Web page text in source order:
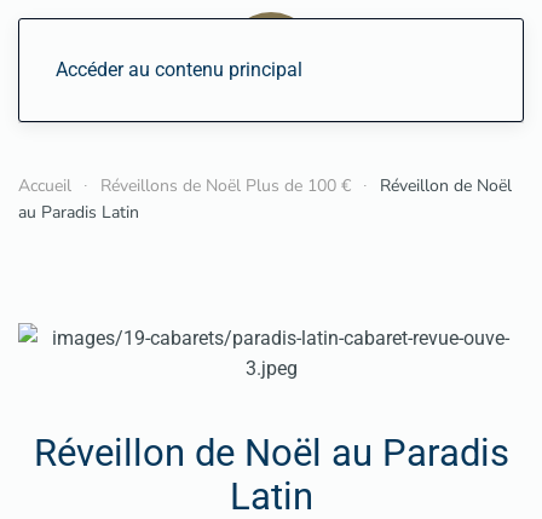
Accéder au contenu principal
Accueil Réveillons de Noël Plus de 100 €
Réveillon de Noël
au Paradis Latin
Réveillon de Noël au Paradis
Latin